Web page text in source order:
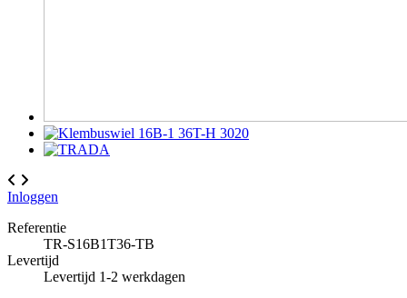
Inloggen
Referentie
TR-S16B1T36-TB
Levertijd
Levertijd 1-2 werkdagen